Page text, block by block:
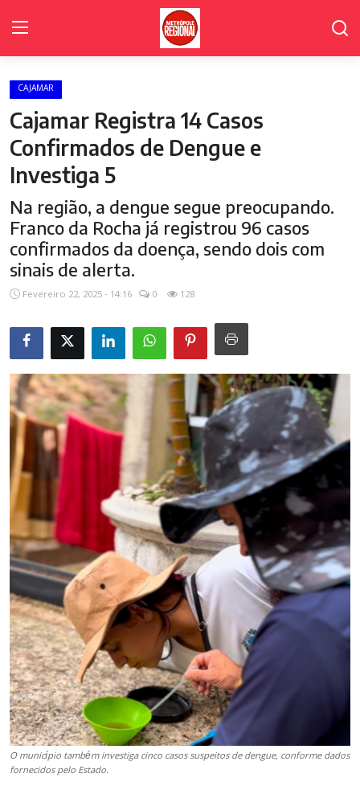
Home Page
Poder Legislativo de Cajamar
Cidades
Fale Conosco
Polícia
Política
CAJAMAR
Cajamar Registra 14 Casos
Confirmados de Dengue e
Investiga 5
Na região, a dengue segue preocupando.
Franco da Rocha já registrou 96 casos
confirmados da doença, sendo dois com
sinais de alerta.
Fevereiro 22, 2025 - 14:16 0 128
O município também investiga cinco casos suspeitos de dengue, conforme dados
fornecidos pelo Estado.